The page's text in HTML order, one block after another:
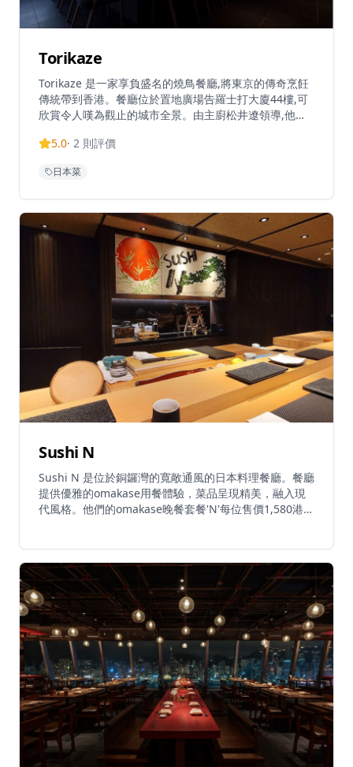
Torikaze
Torikaze 是一家享負盛名的燒鳥餐廳,將東京的傳奇烹飪
傳統帶到香港。餐廳位於置地廣場告羅士打大廈44樓,可
欣賞令人嘆為觀止的城市全景。由主廚松井遼領導,他繼
製作的燒鳥。餐廳是置地廣場Forty-Five餐飲概念的一部
和晚餐服務,晚餐無菜單套餐由港幣780元起,午餐套餐由
至下午3時及晚上6時至11時,星期日休息。餐廳接受預訂,
提供優雅的用餐氛圍和壯麗景觀,是中環正宗日式燒鳥料
理的首選目的地。
5.0· 2 則評價
日本菜
Sushi N
Sushi N 是位於銅鑼灣的寬敞通風的日本料理餐廳。餐廳
提供優雅的omakase用餐體驗，菜品呈現精美，融入現
代風格。他們的omakase晚餐套餐'N'每位售價1,580港
聞名，為客人創造舒適的氛圍，享受優質的日本美食。